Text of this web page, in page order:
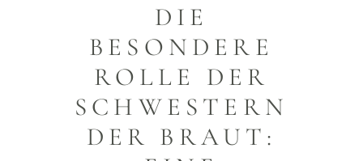
DIE
BESONDERE
ROLLE DER
SCHWESTERN
DER BRAUT: